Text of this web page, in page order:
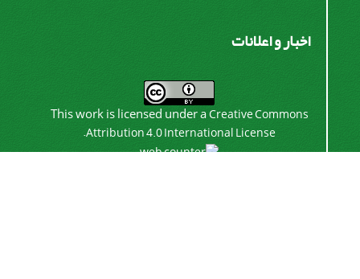
اخبار و اعلانات
This work is licensed under aCreative Commons
Attribution 4.0 International License
.